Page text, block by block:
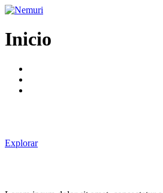
Ir
contenido
Inicio
Explorar